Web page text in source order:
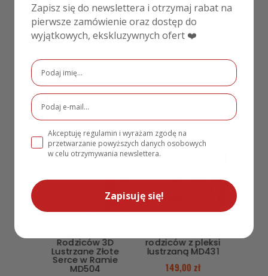
Rozmiar
27×11,5 cm
Podobne produkty
PROMOCJA!
Rodziców 3D
Lustrzane Złote
Serce w Ramie
MD504
rodziców z pleksi
lustrzaną MD431
149,00zł
Zapisz się do newslettera i otrzymaj rabat na
pierwsze zamówienie oraz dostęp do
wyjątkowych, ekskluzywnych ofert ❤️
Akceptuję regulamin i wyrażam zgodę na
przetwarzanie powyższych danych osobowych
w celu otrzymywania newslettera.
Zapisuję się!